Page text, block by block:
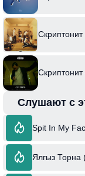
Слушают с
Spit In My
Ялгыз Торна